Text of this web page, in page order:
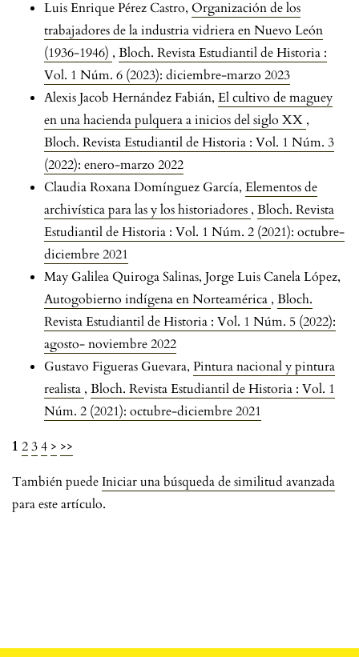
Luis Enrique Pérez Castro, Organización de los
trabajadores de la industria vidriera en Nuevo León
(1936-1946) , Bloch. Revista Estudiantil de Historia :
Vol. 1 Núm. 6 (2023): diciembre-marzo 2023
Alexis Jacob Hernández Fabián, El cultivo de maguey
en una hacienda pulquera a inicios del siglo XX ,
Bloch. Revista Estudiantil de Historia : Vol. 1 Núm. 3
(2022): enero-marzo 2022
Claudia Roxana Domínguez García, Elementos de
archivística para las y los historiadores , Bloch. Revista
Estudiantil de Historia : Vol. 1 Núm. 2 (2021): octubre-
diciembre 2021
May Galilea Quiroga Salinas, Jorge Luis Canela López,
Autogobierno indígena en Norteamérica , Bloch.
Revista Estudiantil de Historia : Vol. 1 Núm. 5 (2022):
agosto- noviembre 2022
Gustavo Figueras Guevara, Pintura nacional y pintura
realista , Bloch. Revista Estudiantil de Historia : Vol. 1
Núm. 2 (2021): octubre-diciembre 2021
1 234 > >>
También puede Iniciar una búsqueda de similitud avanzada
para este artículo.